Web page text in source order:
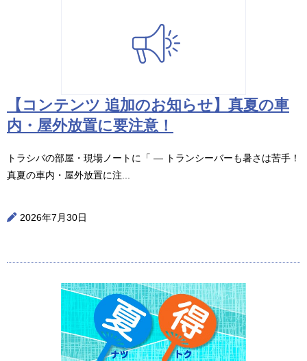
【コンテンツ 追加のお知らせ】真夏の車
内・屋外放置に要注意！
トラシバの部屋・現場ノートに「 ― トランシーバーも暑さは苦手！
真夏の車内・屋外放置に注...
2026年7月30日